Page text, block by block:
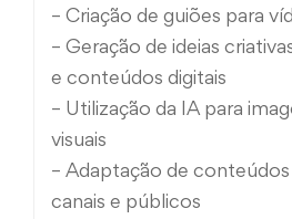
– Criação de guiões para
– Geração de ideias
e conteúdos digitais
– Utilização da IA para
visuais
– Adaptação de
canais e públicos